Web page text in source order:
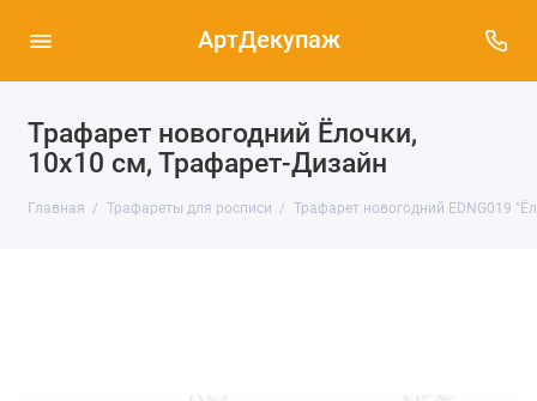
АртДекупаж
Трафарет новогодний Ёлочки,
10х10 см, Трафарет-Дизайн
Главная Трафареты для росписи Трафарет новогодний EDNG019